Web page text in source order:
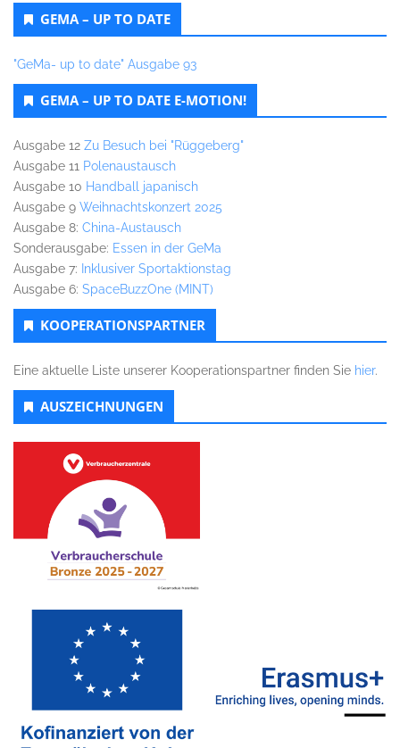
GEMA – UP TO DATE
"GeMa- up to date" Ausgabe 93
GEMA – UP TO DATE E-MOTION!
Ausgabe 12 Zu Besuch bei "Rüggeberg"
Ausgabe 11 Polenaustausch
Ausgabe 10 Handball japanisch
Ausgabe 9 Weihnachtskonzert 2025
Ausgabe 8: China-Austausch
Sonderausgabe: Essen in der GeMa
Ausgabe 7: Inklusiver Sportaktionstag
Ausgabe 6: SpaceBuzzOne (MINT)
KOOPERATIONSPARTNER
Eine aktuelle Liste unserer Kooperationspartner finden Sie hier.
AUSZEICHNUNGEN